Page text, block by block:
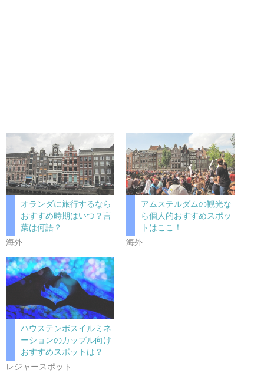
オランダに旅行するなら
おすすめ時期はいつ？言
葉は何語？
海外
アムステルダムの観光な
ら個人的おすすめスポッ
トはここ！
海外
ハウステンボスイルミネ
ーションのカップル向け
おすすめスポットは？
レジャースポット